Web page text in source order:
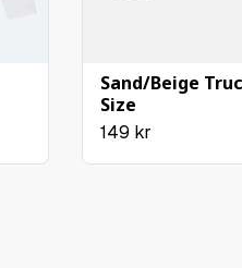
Sand/Beige
Size
149 kr